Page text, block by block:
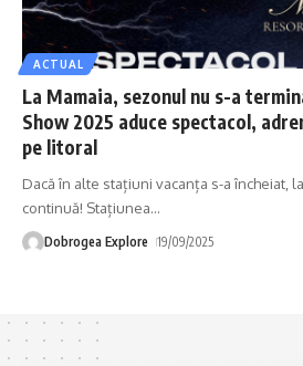
ACTUAL
La Mamaia, sezonul nu s-a
Show 2025 aduce spectacol,
pe litoral
Dacă în alte stațiuni vacanța s-a încheiat,
continuă! Stațiunea…
Dobrogea Explore 19/09/2025